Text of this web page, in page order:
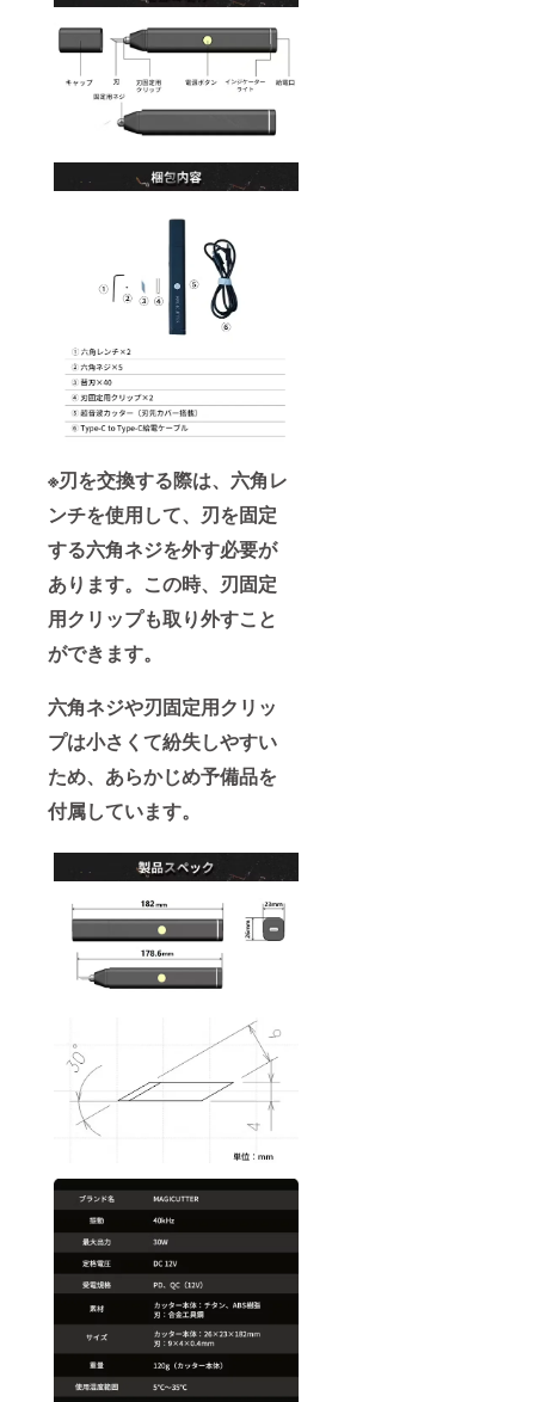
※刃を交換する際は、六角レ
ンチを使用して、刃を固定
する六角ネジを外す必要が
あります。この時、刃固定
用クリップも取り外すこと
ができます。
六角ネジや刃固定用クリッ
プは小さくて紛失しやすい
ため、あらかじめ予備品を
付属しています。